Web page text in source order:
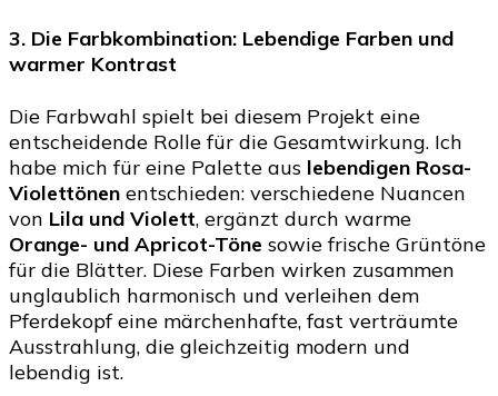
3. Die Farbkombination: Lebendige Farben und
warmer Kontrast
Die Farbwahl spielt bei diesem Projekt eine
entscheidende Rolle für die Gesamtwirkung. Ich
habe mich für eine Palette aus lebendigen Rosa-
Violettönen entschieden: verschiedene Nuancen
von Lila und Violett, ergänzt durch warme
Orange- und Apricot-Töne sowie frische Grüntöne
für die Blätter. Diese Farben wirken zusammen
unglaublich harmonisch und verleihen dem
Pferdekopf eine märchenhafte, fast verträumte
Ausstrahlung, die gleichzeitig modern und
lebendig ist.